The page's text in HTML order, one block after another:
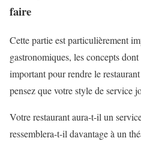
faire
Cette partie est particulièrement
gastronomiques, les concepts
important pour rendre le
pensez que votre style de service
Votre restaurant aura-t-il un
ressemblera-t-il davantage à un